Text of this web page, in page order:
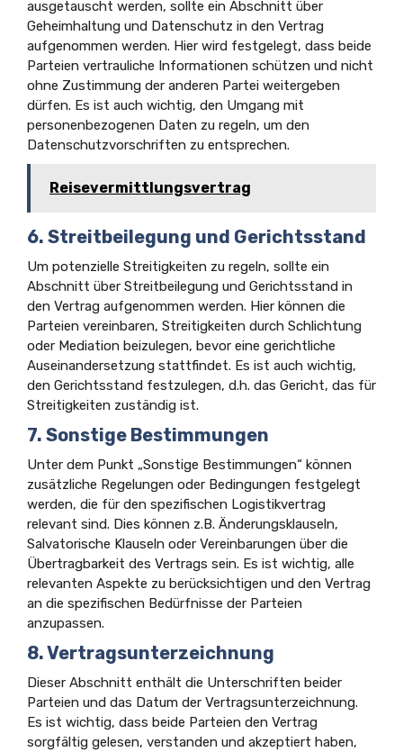
ausgetauscht werden, sollte ein Abschnitt über
Geheimhaltung und Datenschutz in den Vertrag
aufgenommen werden. Hier wird festgelegt, dass beide
Parteien vertrauliche Informationen schützen und nicht
ohne Zustimmung der anderen Partei weitergeben
dürfen. Es ist auch wichtig, den Umgang mit
personenbezogenen Daten zu regeln, um den
Datenschutzvorschriften zu entsprechen.
Reisevermittlungsvertrag
6. Streitbeilegung und Gerichtsstand
Um potenzielle Streitigkeiten zu regeln, sollte ein
Abschnitt über Streitbeilegung und Gerichtsstand in
den Vertrag aufgenommen werden. Hier können die
Parteien vereinbaren, Streitigkeiten durch Schlichtung
oder Mediation beizulegen, bevor eine gerichtliche
Auseinandersetzung stattfindet. Es ist auch wichtig,
den Gerichtsstand festzulegen, d.h. das Gericht, das für
Streitigkeiten zuständig ist.
7. Sonstige Bestimmungen
Unter dem Punkt „Sonstige Bestimmungen“ können
zusätzliche Regelungen oder Bedingungen festgelegt
werden, die für den spezifischen Logistikvertrag
relevant sind. Dies können z.B. Änderungsklauseln,
Salvatorische Klauseln oder Vereinbarungen über die
Übertragbarkeit des Vertrags sein. Es ist wichtig, alle
relevanten Aspekte zu berücksichtigen und den Vertrag
an die spezifischen Bedürfnisse der Parteien
anzupassen.
8. Vertragsunterzeichnung
Dieser Abschnitt enthält die Unterschriften beider
Parteien und das Datum der Vertragsunterzeichnung.
Es ist wichtig, dass beide Parteien den Vertrag
sorgfältig gelesen, verstanden und akzeptiert haben,